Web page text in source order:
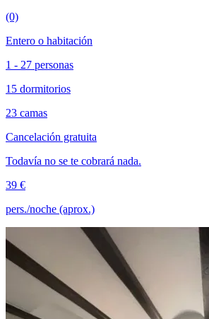
(0)
Entero o habitación
1 - 27 personas
15 dormitorios
23 camas
Cancelación gratuita
Todavía no se te cobrará nada.
39 €
pers./noche (aprox.)